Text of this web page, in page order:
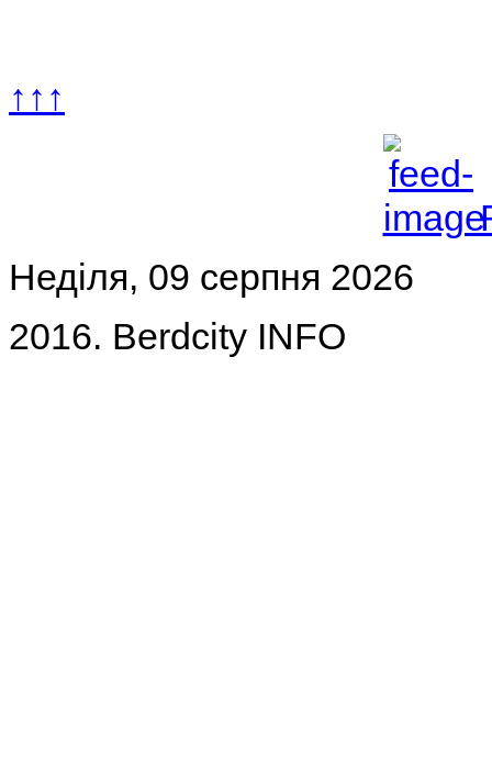
↑↑↑
Неділя, 09 серпня 2026
2016. Berdcity INFO